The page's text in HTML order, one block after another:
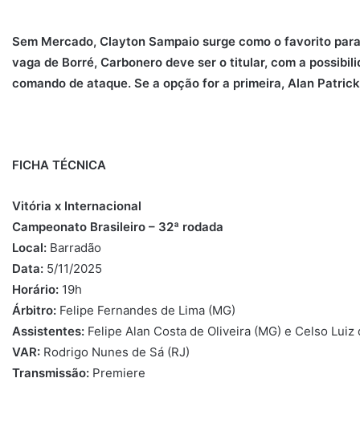
Sem Mercado, Clayton Sampaio surge como o favorito
vaga de Borré, Carbonero deve ser o titular, com a
comando de ataque. Se a opção for a primeira, Alan
FICHA TÉCNICA
Vitória x Internacional
Campeonato Brasileiro – 32ª rodada
Local: Barradão
Data: 5/11/2025
Horário: 19h
Árbitro: Felipe Fernandes de Lima (MG)
Assistentes: Felipe Alan Costa de Oliveira (MG) e Celso Luiz
VAR: Rodrigo Nunes de Sá (RJ)
Transmissão: Premiere